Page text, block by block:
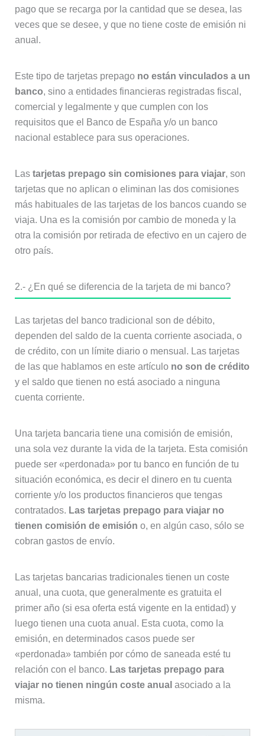
pago que se recarga por la cantidad que se desea, las
veces que se desee, y que no tiene coste de emisión ni
anual.
Este tipo de tarjetas prepago no están vinculados a un
banco, sino a entidades financieras registradas fiscal,
comercial y legalmente y que cumplen con los
requisitos que el Banco de España y/o un banco
nacional establece para sus operaciones.
Las tarjetas prepago sin comisiones para viajar, son
tarjetas que no aplican o eliminan las dos comisiones
más habituales de las tarjetas de los bancos cuando se
viaja. Una es la comisión por cambio de moneda y la
otra la comisión por retirada de efectivo en un cajero de
otro país.
2.- ¿En qué se diferencia de la tarjeta de mi banco?
Las tarjetas del banco tradicional son de débito,
dependen del saldo de la cuenta corriente asociada, o
de crédito, con un límite diario o mensual. Las tarjetas
de las que hablamos en este artículo no son de crédito
y el saldo que tienen no está asociado a ninguna
cuenta corriente.
Una tarjeta bancaria tiene una comisión de emisión,
una sola vez durante la vida de la tarjeta. Esta comisión
puede ser «perdonada» por tu banco en función de tu
situación económica, es decir el dinero en tu cuenta
corriente y/o los productos financieros que tengas
contratados. Las tarjetas prepago para viajar no
tienen comisión de emisión o, en algún caso, sólo se
cobran gastos de envío.
Las tarjetas bancarias tradicionales tienen un coste
anual, una cuota, que generalmente es gratuita el
primer año (si esa oferta está vigente en la entidad) y
luego tienen una cuota anual. Esta cuota, como la
emisión, en determinados casos puede ser
«perdonada» también por cómo de saneada esté tu
relación con el banco. Las tarjetas prepago para
viajar no tienen ningún coste anual asociado a la
misma.